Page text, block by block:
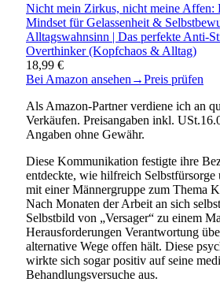
Nicht mein Zirkus, nicht meine Affen:
Mindset für Gelassenheit &
Alltagswahnsinn | Das perfekte Anti-
Overthinker (Kopfchaos & Alltag)
18,99 €
Bei Amazon ansehen →Preis prüfen
Als Amazon-Partner verdiene ich an
Verkäufen. Preisangaben inkl.
Angaben ohne Gewähr.
Diese Kommunikation festigte ihre
entdeckte, wie hilfreich Selbstfürsorge
mit einer Männergruppe zum Thema
Nach Monaten der Arbeit an sich
Selbstbild von „Versager“ zu einem
Herausforderungen Verantwortung
alternative Wege offen hält. Diese
wirkte sich sogar positiv auf seine
Behandlungsversuche aus.